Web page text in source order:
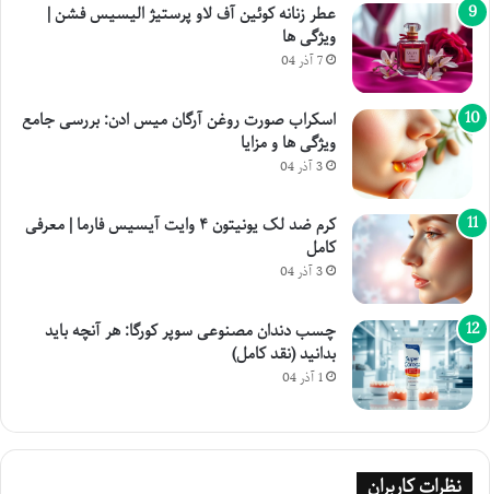
عطر زنانه کوئین آف لاو پرستیژ الیسیس فشن |
ویژگی ها
7 آذر 04
اسکراب صورت روغن آرگان میس ادن: بررسی جامع
ویژگی ها و مزایا
3 آذر 04
کرم ضد لک یونیتون ۴ وایت آیسیس فارما | معرفی
کامل
3 آذر 04
چسب دندان مصنوعی سوپر کورگا: هر آنچه باید
بدانید (نقد کامل)
1 آذر 04
نظرات کاربران